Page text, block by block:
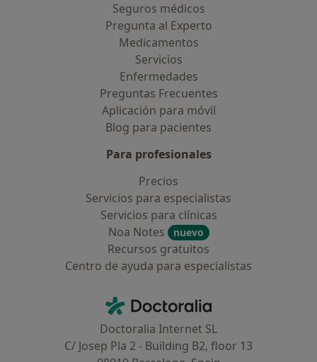
Seguros médicos
Pregunta al Experto
Medicamentos
Servicios
Enfermedades
Preguntas Frecuentes
Aplicación para móvil
Blog para pacientes
Para profesionales
Precios
Servicios para especialistas
Servicios para clínicas
Noa Notes
nuevo
Recursos gratuitos
Centro de ayuda para especialistas
Doctoralia - Página de inicio
Doctoralia Internet SL
C/ Josep Pla 2 - Building B2, floor 13